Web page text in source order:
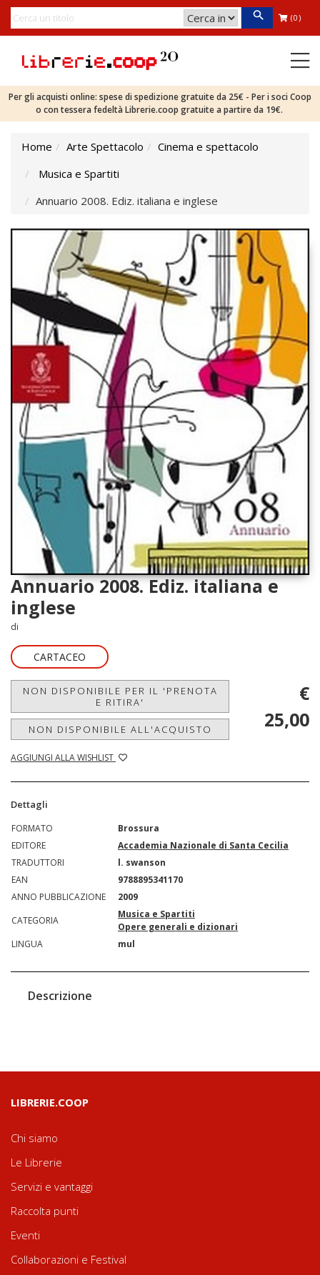
(0)
Per gli acquisti online: spese di spedizione gratuite da 25€ - Per i soci Coop
o con tessera fedeltà Librerie.coop gratuite a partire da 19€.
Home Arte Spettacolo
Cinema e spettacolo
Musica e Spartiti
Annuario 2008. Ediz. italiana e inglese
Annuario 2008. Ediz. italiana e
inglese
di
CARTACEO
NON DISPONIBILE PER IL 'PRENOTA
E RITIRA'
NON DISPONIBILE ALL'ACQUISTO
AGGIUNGI ALLA WISHLIST
€
25,00
Dettagli
FORMATO
Brossura
EDITORE
Accademia Nazionale di Santa Cecilia
TRADUTTORI
l. swanson
EAN
9788895341170
ANNO PUBBLICAZIONE
2009
CATEGORIA
Musica e Spartiti
Opere generali e dizionari
LINGUA
mul
Descrizione
LIBRERIE.COOP
Chi siamo
Le Librerie
Servizi e vantaggi
Raccolta punti
Eventi
Collaborazioni e Festival